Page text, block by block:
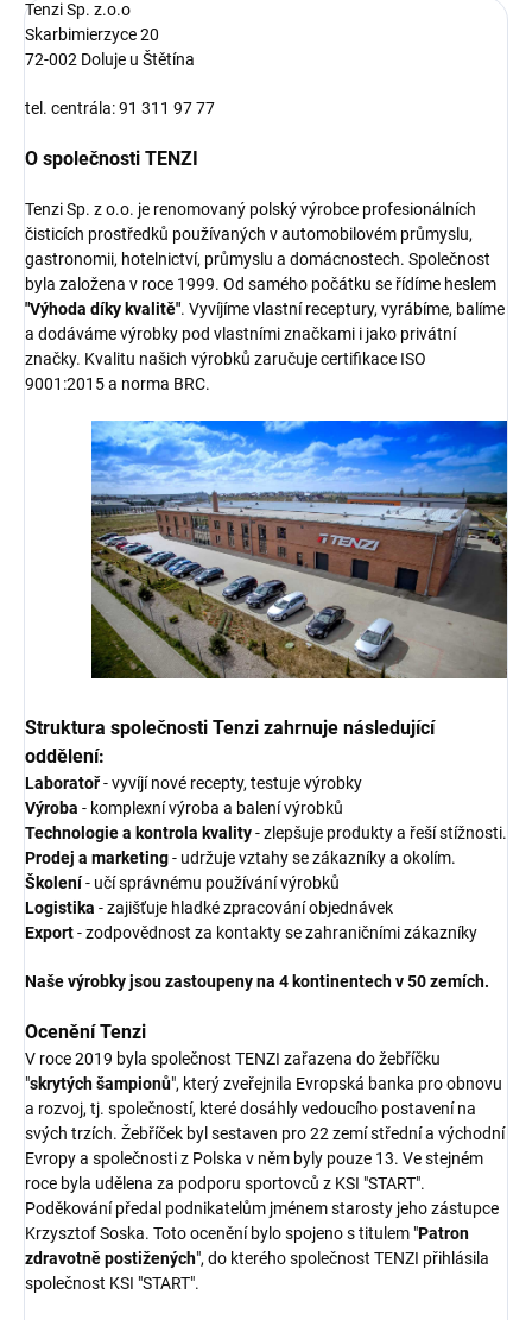
Tenzi Sp. z.o.o
Skarbimierzyce 20
72-002 Doluje u Štětína
tel. centrála: 91 311 97 77
O společnosti TENZI
Tenzi Sp. z o.o. je renomovaný polský výrobce profesionálních
čisticích prostředků používaných v automobilovém průmyslu,
gastronomii, hotelnictví, průmyslu a domácnostech. Společnost
byla založena v roce 1999. Od samého počátku se řídíme heslem
"Výhoda díky kvalitě". Vyvíjíme vlastní receptury, vyrábíme, balíme
a dodáváme výrobky pod vlastními značkami i jako privátní
značky. Kvalitu našich výrobků zaručuje certifikace ISO
9001:2015 a norma BRC.
Struktura společnosti Tenzi zahrnuje následující
oddělení:
Laboratoř- vyvíjí nové recepty, testuje výrobky
Výroba - komplexní výroba a balení výrobků
Technologie a kontrola kvality- zlepšuje produkty a řeší stížnosti.
Prodej a marketing- udržuje vztahy se zákazníky a okolím.
Školení- učí správnému používání výrobků
Logistika - zajišťuje hladké zpracování objednávek
Export- zodpovědnost za kontakty se zahraničními zákazníky
Naše výrobky jsou zastoupeny na 4 kontinentech v 50 zemích.
Ocenění Tenzi
V roce 2019 byla společnost TENZI zařazena do žebříčku
"skrytých šampionů", který zveřejnila Evropská banka pro obnovu
a rozvoj, tj. společností, které dosáhly vedoucího postavení na
svých trzích. Žebříček byl sestaven pro 22 zemí střední a východní
Evropy a společnosti z Polska v něm byly pouze 13. Ve stejném
roce byla udělena za podporu sportovců z KSI "START".
Poděkování předal podnikatelům jménem starosty jeho zástupce
Krzysztof Soska. Toto ocenění bylo spojeno s titulem "Patron
zdravotně postižených", do kterého společnost TENZI přihlásila
společnost KSI "START".